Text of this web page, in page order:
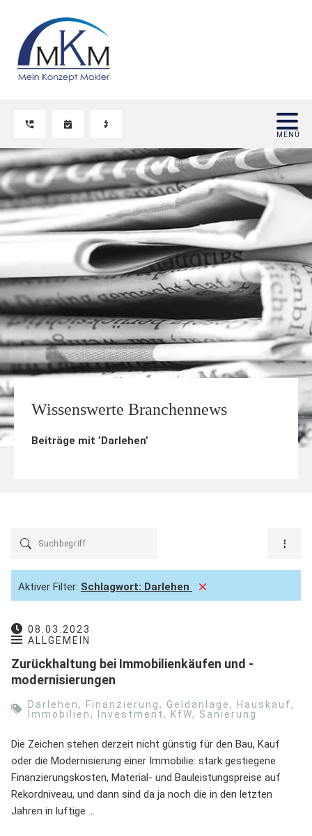
Wissenswerte Branchennews
Beiträge mit ’Darlehen’
Aktiver Filter: Schlagwort: Darlehen
08.03.2023
ALLGEMEIN
Zurückhaltung bei Immobilienkäufen und -
modernisierungen
Darlehen , Finanzierung , Geldanlage , Hauskauf,
Immobilien , Investment , KfW, Sanierung
Die Zeichen stehen derzeit nicht günstig für den Bau, Kauf
oder die Modernisierung einer Immobilie: stark gestiegene
Finanzierungskosten, Material- und Bauleistungspreise auf
Rekordniveau, und dann sind da ja noch die in den letzten
Jahren in luftige …